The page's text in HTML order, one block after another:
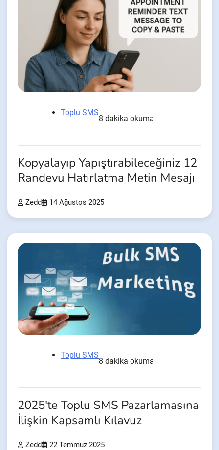
Toplu SMS
8 dakika okuma
Kopyalayıp Yapıştırabileceğiniz 12
Randevu Hatırlatma Metin Mesajı
Zedd 14 Ağustos 2025
Toplu SMS
8 dakika okuma
2025'te Toplu SMS Pazarlamasına
İlişkin Kapsamlı Kılavuz
Zedd 22 Temmuz 2025